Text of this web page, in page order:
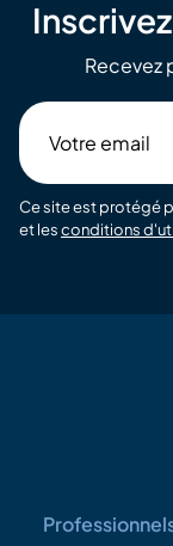
Recevez
email
Ce site est protégé
et lesconditions